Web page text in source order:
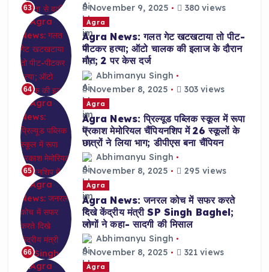
63
November 9, 2025
380 views
64
Agra
Agra News: गलत गेट खटखटाया तो पीट-
पीटकर हत्या; ऑटो चालक की इलाज के दौरान
मौत; 2 पर केस दर्ज
Abhimanyu Singh
November 8, 2025
303 views
65
Agra
Agra News: प्रिल्यूड पब्लिक स्कूल में रूपा
प्रकाश मेमोरियल चैंपियनशिप में 26 स्कूलों के
छात्रों ने लिया भाग; डीपीएस बना चैंपियन
Abhimanyu Singh
November 8, 2025
295 views
66
Agra
Agra News: जनरल कोच में सफर करते
दिखे केंद्रीय मंत्री SP Singh Baghel;
लोगों ने कहा- सादगी की मिसाल
Abhimanyu Singh
November 8, 2025
321 views
Agra